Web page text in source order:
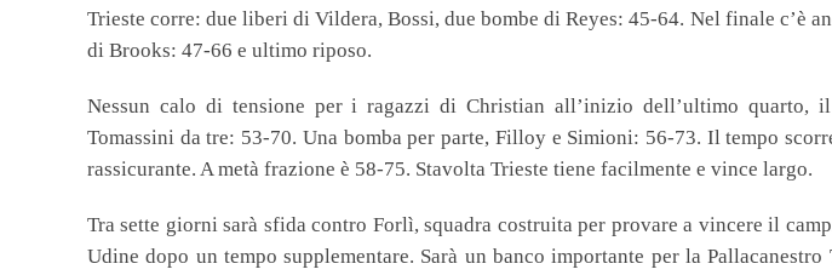
Trieste corre: due liberi di Vildera, Bossi, due bombe di Reyes: 45-64. Nel finale c’è
di Brooks: 47-66 e ultimo riposo.
Nessun calo di tensione per i ragazzi di Christian all’inizio dell’ultimo quarto,
Tomassini da tre: 53-70. Una bomba per parte, Filloy e Simioni: 56-73. Il tempo
rassicurante. A metà frazione è 58-75. Stavolta Trieste tiene facilmente e vince largo.
Tra sette giorni sarà sfida contro Forlì, squadra costruita per provare a vincere il
Udine dopo un tempo supplementare. Sarà un banco importante per la